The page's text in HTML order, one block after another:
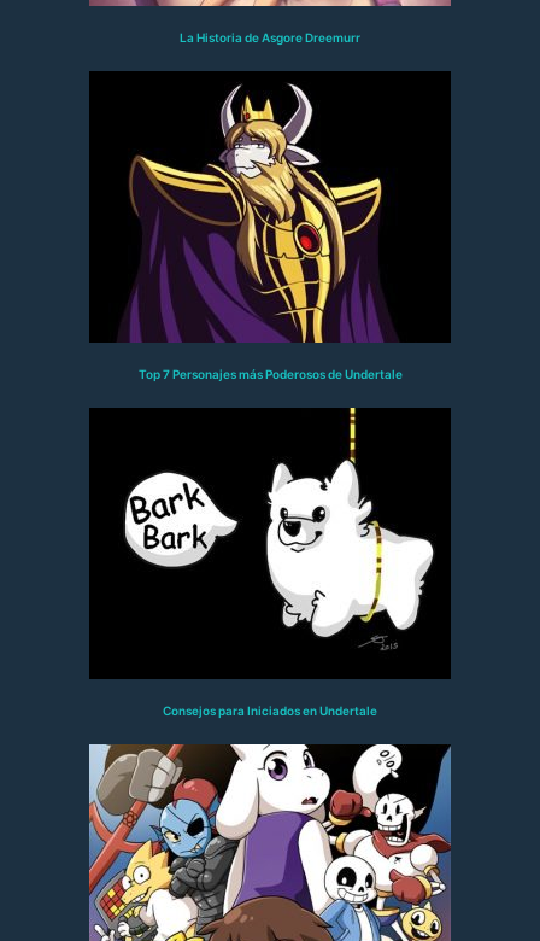
La Historia de Asgore Dreemurr
Top 7 Personajes más Poderosos de Undertale
Consejos para Iniciados en Undertale